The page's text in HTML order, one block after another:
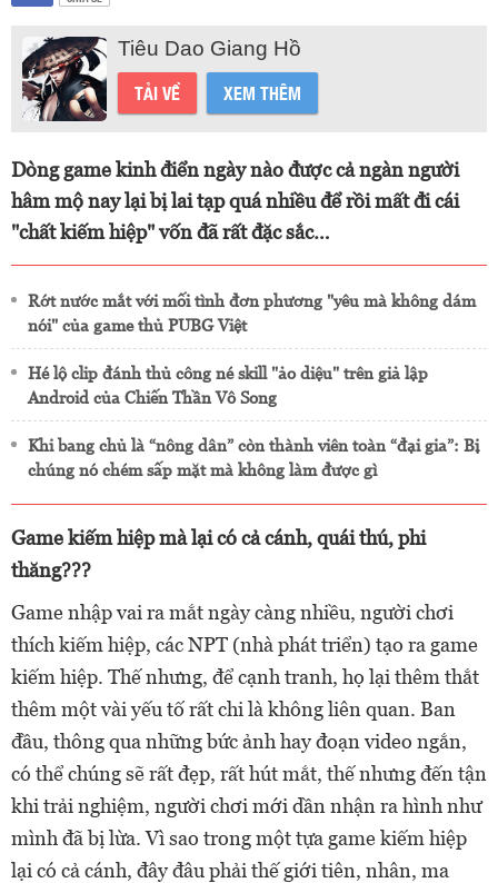
Tiêu Dao Giang Hồ
TẢI VỀ XEM THÊM
Dòng game kinh điển ngày nào được cả ngàn người
hâm mộ nay lại bị lai tạp quá nhiều để rồi mất đi cái
"chất kiếm hiệp" vốn đã rất đặc sắc…
Rớt nước mắt với mối tình đơn phương "yêu mà không dám
nói" của game thủ PUBG Việt
Hé lộ clip đánh thủ công né skill "ảo diệu" trên giả lập
Android của Chiến Thần Vô Song
Khi bang chủ là “nông dân” còn thành viên toàn “đại gia”: Bị
chúng nó chém sấp mặt mà không làm được gì
Game kiếm hiệp mà lại có cả cánh, quái thú, phi
thăng???
Game nhập vai ra mắt ngày càng nhiều, người chơi
thích kiếm hiệp, các NPT (nhà phát triển) tạo ra game
kiếm hiệp. Thế nhưng, để cạnh tranh, họ lại thêm thắt
thêm một vài yếu tố rất chi là không liên quan. Ban
đầu, thông qua những bức ảnh hay đoạn video ngắn,
có thể chúng sẽ rất đẹp, rất hút mắt, thế nhưng đến tận
khi trải nghiệm, người chơi mới dần nhận ra hình như
mình đã bị lừa. Vì sao trong một tựa game kiếm hiệp
lại có cả cánh, đây đâu phải thế giới tiên, nhân, ma